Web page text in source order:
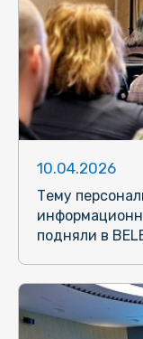
10.04.2026
Тему
подняли в